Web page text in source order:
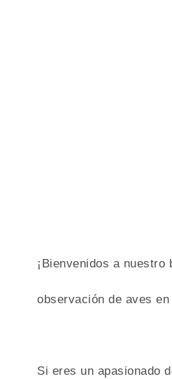
¡Bienvenidos a nuestro
observación de aves
Si eres un apasionado